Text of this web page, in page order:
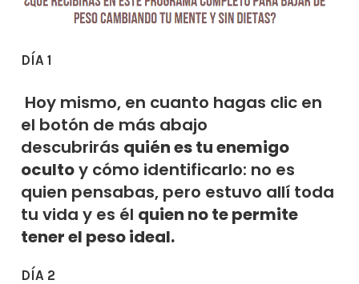
DÍA 1
Hoy mismo, en cuanto hagas clic en
el botón de más abajo
descubrirás quién es tu enemigo
ocultoy cómo identificarlo: no es
quien pensabas, pero estuvo allí toda
tu vida y es él quien no te permite
tener el peso ideal.
DÍA 2